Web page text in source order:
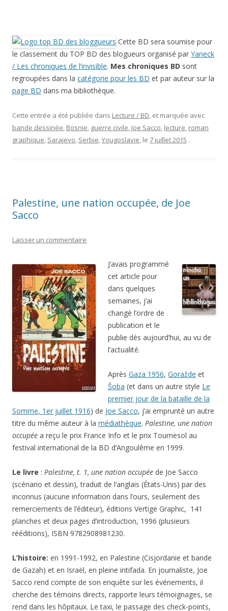
Cette BD sera soumise pour
le classement du TOP BD des blogueurs organisé par Yaneck
/ Les chroniques de l’invisible. Mes chroniques BD sont
regroupées dans la catégorie pour les BD et par auteur sur la
page BD dans ma bibliothèque.
Cette entrée a été publiée dans Lecture / BD, et marquée avec
bande dessinée, Bosnie, guerre civile, Joe Sacco, lecture, roman
graphique, Sarajevo, Serbie,Yougoslavie, le 7 juillet 2015 .
Palestine, une nation occupée, de Joe
Sacco
Laisser un commentaire
J’avais programmé
cet article pour
dans quelques
semaines, j’ai
changé l’ordre de
publication et le
publie dès aujourd’hui, au vu de
l’actualité.
Après Gaza 1956, Goražde et
Šoba (et dans un autre style Le
premier jour de la bataille de la
Somme, 1er juillet 1916) de Joe Sacco, j’ai emprunté un autre
titre du même auteur à la médiathèque. Palestine, une nation
occupée a reçu le prix France Info et le prix Tournesol au
festival international de la BD d’Angoulême en 1999.
Le livre : Palestine, t. 1, une nation occupée de Joe Sacco
(scénario et dessin), traduit de l’anglais (États-Unis) par des
inconnus (aucune information dans l’ours, seulement des
remerciements de l’éditeur), éditions Vertige Graphic, 141
planches et deux pages d’introduction, 1996 (plusieurs
rééditions), ISBN 9782908981230.
L’histoire: en 1991-1992, en Palestine (Cisjordanie et bande
de Gazah) et en Israël, en pleine intifada. En journaliste, Joe
Sacco rend compte de son enquête sur les événements, il
cherche des témoins directs, rapporte leurs témoignages, se
rend dans les hôpitaux. Le taxi, le passage des check-points,